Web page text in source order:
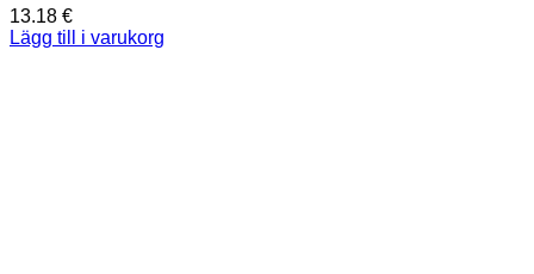
13.18 €
Lägg till i varukorg